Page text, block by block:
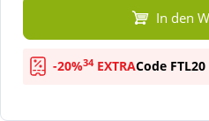
In den
-20%34EXTRACode FTL20